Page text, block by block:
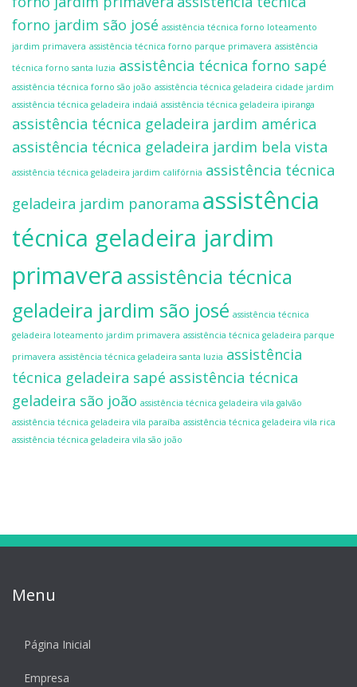
forno jardim são josé assistência técnica forno loteamento
jardim primavera assistência técnica forno parque primavera assistência
técnica forno santa luzia assistência técnica forno sapé
assistência técnica forno são joão assistência técnica geladeira cidade jardim
assistência técnica geladeira indaiá assistência técnica geladeira ipiranga
assistência técnica geladeira jardim américa
assistência técnica geladeira jardim bela vista
assistência técnica geladeira jardim califórnia assistência técnica
geladeira jardim panorama assistência
técnica geladeira jardim
primavera assistência técnica
geladeira jardim são josé assistência técnica
geladeira loteamento jardim primavera assistência técnica geladeira parque
primavera assistência técnica geladeira santa luzia assistência
técnica geladeira sapé assistência técnica
geladeira são joão assistência técnica geladeira vila galvão
assistência técnica geladeira vila paraíba assistência técnica geladeira vila rica
assistência técnica geladeira vila são joão
Menu
Página Inicial
Empresa